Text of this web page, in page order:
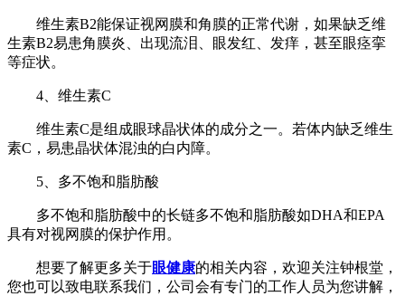
维生素B2能保证视网膜和角膜的正常代谢，如果缺乏维
生素B2易患角膜炎、出现流泪、眼发红、发痒，甚至眼痉挛
等症状。
4、维生素C
维生素C是组成眼球晶状体的成分之一。若体内缺乏维生
素C，易患晶状体混浊的白内障。
5、多不饱和脂肪酸
多不饱和脂肪酸中的长链多不饱和脂肪酸如DHA和EPA
具有对视网膜的保护作用。
想要了解更多关于眼健康的相关内容，欢迎关注钟根堂，
您也可以致电联系我们，公司会有专门的工作人员为您讲解，